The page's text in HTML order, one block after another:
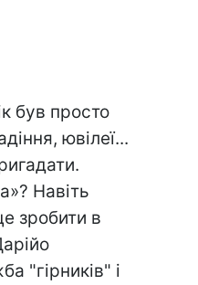
був просто
ювілеї...
Навіть
зробити в
"гірників" і